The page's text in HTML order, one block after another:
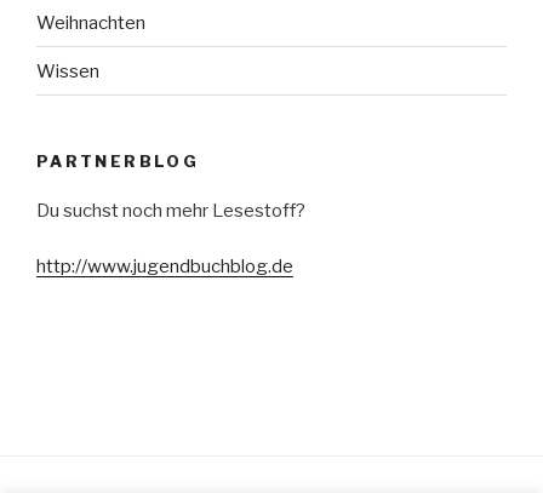
Weihnachten
Wissen
PARTNERBLOG
Du suchst noch mehr Lesestoff?
http://www.jugendbuchblog.de